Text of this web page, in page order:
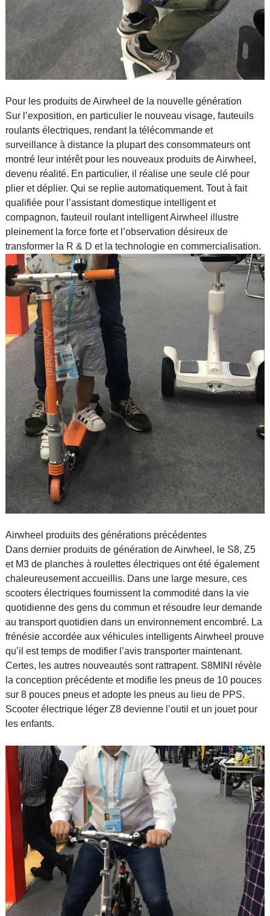
Pour les produits de Airwheel de la nouvelle génération
Sur l’exposition, en particulier le nouveau visage, fauteuils
roulants électriques, rendant la télécommande et
surveillance à distance la plupart des consommateurs ont
montré leur intérêt pour les nouveaux produits de Airwheel,
devenu réalité. En particulier, il réalise une seule clé pour
plier et déplier. Qui se replie automatiquement. Tout à fait
qualifiée pour l’assistant domestique intelligent et
compagnon, fauteuil roulant intelligent Airwheel illustre
pleinement la force forte et l’observation désireux de
transformer la R & D et la technologie en commercialisation.
Airwheel produits des générations précédentes
Dans dernier produits de génération de Airwheel, le S8, Z5
et M3 de planches à roulettes électriques ont été également
chaleureusement accueillis. Dans une large mesure, ces
scooters électriques fournissent la commodité dans la vie
quotidienne des gens du commun et résoudre leur demande
au transport quotidien dans un environnement encombré. La
frénésie accordée aux véhicules intelligents Airwheel prouve
qu’il est temps de modifier l’avis transporter maintenant.
Certes, les autres nouveautés sont rattrapent. S8MINI révèle
la conception précédente et modifie les pneus de 10 pouces
sur 8 pouces pneus et adopte les pneus au lieu de PPS.
Scooter électrique léger Z8 devienne l’outil et un jouet pour
les enfants.